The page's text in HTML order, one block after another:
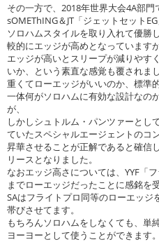
その一方で、2018年世界大会4A部
sOMEThING＆JT「ジェットセットEG
ソロハムスタイルを取り入れて優勝
較的にエッジが高めとなっていますが
エッジが高いとスリープが減りやす
いか、という素直な感覚も覆されまし
重くてローエッジがいいのか、標準
一体何がソロハムに有効な設計なの
が、
しかしシュトルム・パンツァーとし
ていたスペシャルエージェントのコ
昇華させることが正解であると確信
リースとなりました。
なおエッジ高さについては、YYF「
までローエッジだったことに感銘を受
SAはフライトプロ同等のローエッ
帯びさせてます。
もちろんソロハムをしなくても、単
ヨーヨーとして使うことができます。